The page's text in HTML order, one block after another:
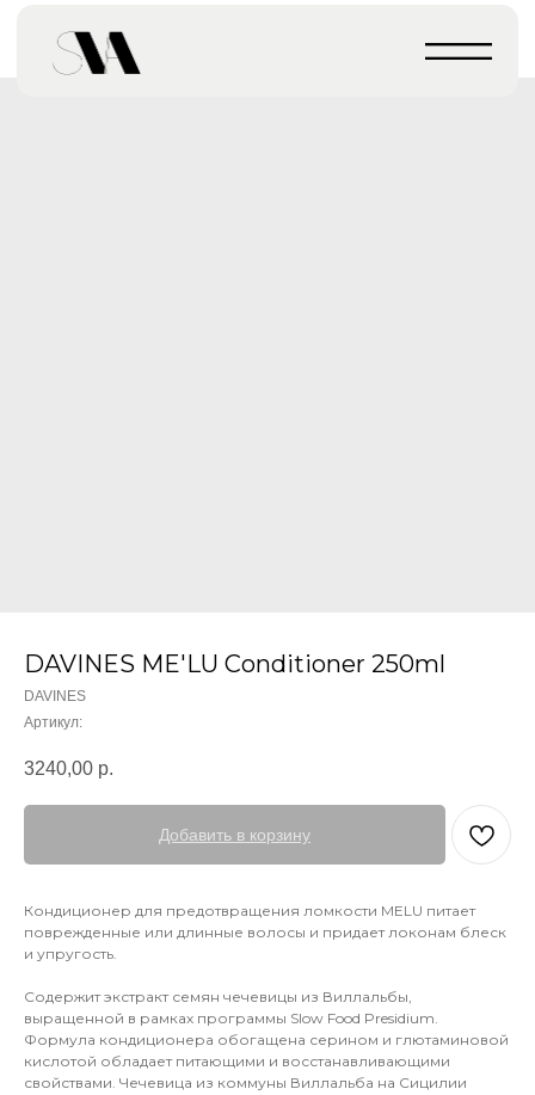
DAVINES ME'LU Conditioner 250ml
DAVINES
Артикул:
3240,00 р.
Добавить в корзину
Кондиционер для предотвращения ломкости MELU питает
поврежденные или длинные волосы и придает локонам блеск
и упругость.
Содержит экстракт семян чечевицы из Виллальбы,
выращенной в рамках программы Slow Food Presidium.
Формула кондиционера обогащена серином и глютаминовой
кислотой обладает питающими и восстанавливающими
свойствами. Чечевица из коммуны Виллальба на Сицилии